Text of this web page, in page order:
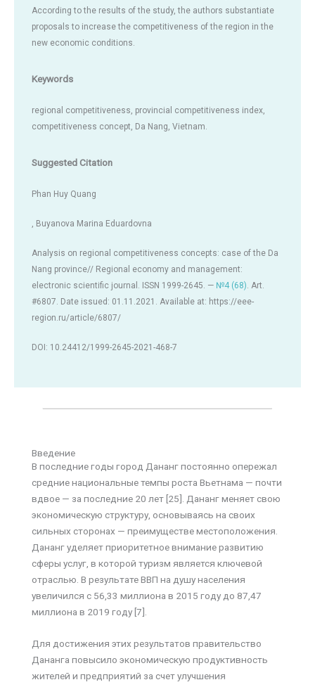
According to the results of the study, the authors substantiate
proposals to increase the competitiveness of the region in the
new economic conditions.
Keywords
regional competitiveness, provincial competitiveness index,
competitiveness concept, Da Nang, Vietnam.
Suggested Citation
Phan Huy Quang
, Buyanova Marina Eduardovna
Analysis on regional competitiveness concepts: case of the Da
Nang province// Regional economy and management:
electronic scientific journal. ISSN 1999-2645. — №4 (68). Art.
#6807. Date issued: 01.11.2021. Available at: https://eee-
region.ru/article/6807/
DOI: 10.24412/1999-2645-2021-468-7
Введение
В последние годы город Дананг постоянно опережал
средние национальные темпы роста Вьетнама — почти
вдвое — за последние 20 лет [25]. Дананг меняет свою
экономическую структуру, основываясь на своих
сильных сторонах — преимуществе местоположения.
Дананг уделяет приоритетное внимание развитию
сферы услуг, в которой туризм является ключевой
отраслью. В результате ВВП на душу населения
увеличился с 56,33 миллиона в 2015 году до 87,47
миллиона в 2019 году [7].
Для достижения этих результатов правительство
Дананга повысило экономическую продуктивность
жителей и предприятий за счет улучшения